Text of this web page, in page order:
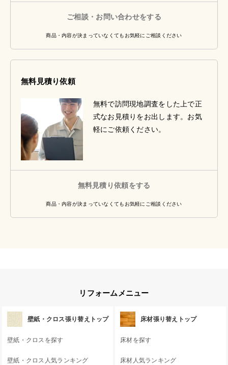
ご相談・お問い合わせをする
商品・内容が決まっていなくてもお気軽にご相談ください
無料見積り依頼
無料で訪問現地調査をした上で正
式なお見積りをお出します。お気
軽にご依頼ください。
無料見積り依頼をする
商品・内容が決まっていなくてもお気軽にご相談ください
リフォームメニュー
壁紙・クロス張り替えトップ
壁紙・クロスを探す
壁紙・クロス人気ランキング
床材張り替えトップ
床材を探す
床材人気ランキング